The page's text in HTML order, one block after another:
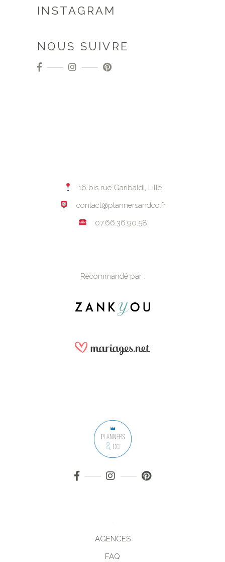
INSTAGRAM
NOUS SUIVRE
16 bis rue Garibaldi, Lille
contact@plannersandco.fr
07.66.36.90.58
Recommandé par :
AGENCES
FAQ